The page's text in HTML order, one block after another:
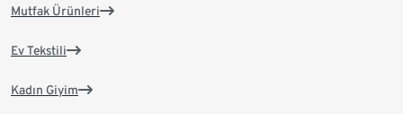
Mutfak Ürünleri
Ev Tekstili
Kadın Giyim